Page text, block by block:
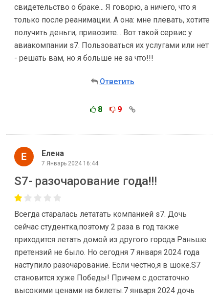
свидетельство о браке... Я говорю, а ничего, что я
только после реанимации. А она: мне плевать, хотите
получить деньги, привозите... Вот такой сервис у
авиакомпании s7. Пользоваться их услугами или нет
- решать вам, но я больше не за что!!!
Ответить
8 9
Елена
7 Январь 2024 16:44
S7- разочарование года!!!
Всегда старалась летатать компанией s7. Дочь
сейчас студентка,поэтому 2 раза в год также
приходится летать домой из другого города Раньше
претензий не было. Но сегодня 7 января 2024 года
наступило разочарование. Если честно,я в шоке.S7
становится хуже Победы! Причем с достаточно
высокими ценами на билеты.7 января 2024 дочь